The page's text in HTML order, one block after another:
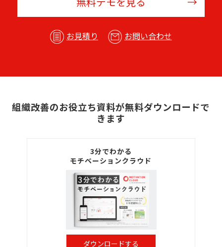
お見積り お問い合わせ
組織改善のお役立ち資料が無料ダウンロードで
きます
3分でわかる
モチベーションクラウド
ダウンロードする